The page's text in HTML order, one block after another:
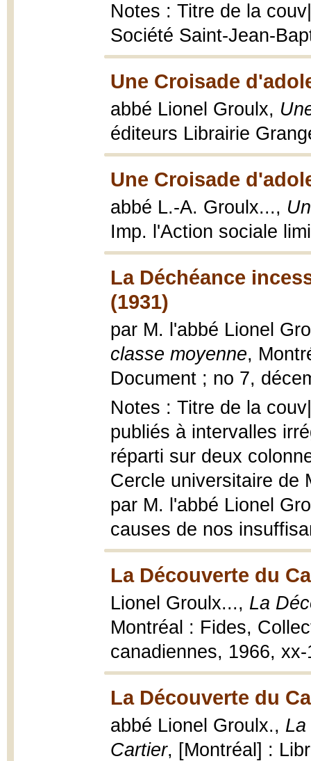
Notes : Titre de la
Société Saint-Jean-
Une Croisade
abbé Lionel Groulx,
éditeurs Librairie
Une Croisade
abbé L.-A. Groulx...,
Imp. l'Action sociale
La Déchéance
(1931)
par M. l'abbé Lionel
classe moyenne,
Document ; no 7,
Notes : Titre de la
publiés à intervalles
réparti sur deux
Cercle universitaire de
par M. l'abbé Lionel
causes de nos
La Découverte du
Lionel Groulx..., La
Montréal : Fides,
canadiennes, 1966,
La Découverte du
abbé Lionel Groulx.,
Cartier, [Montréal] :